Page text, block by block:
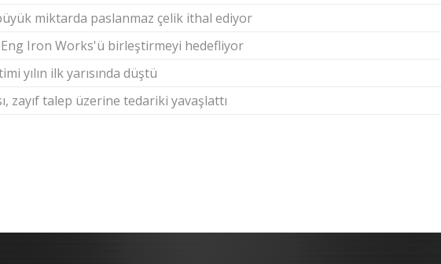
miktarda paslanmaz çelik ithal ediyor
Iron Works'ü birleştirmeyi hedefliyor
yılın ilk yarısında düştü
zayıf talep üzerine tedariki yavaşlattı